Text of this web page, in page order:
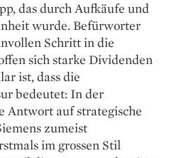
das durch Aufkäufe und
wurde. Befürworter
Schritt in die
sich starke Dividenden
ist, dass die
bedeutet: In der
Antwort auf strategische
zumeist
im grossen Stil